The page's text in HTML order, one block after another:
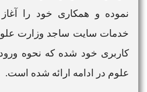
نموده و همکاری خود را آغاز
خدمات سایت ساجد وزارت
کاربری خود شده که نحوه
علوم در ادامه ارائه شده است.